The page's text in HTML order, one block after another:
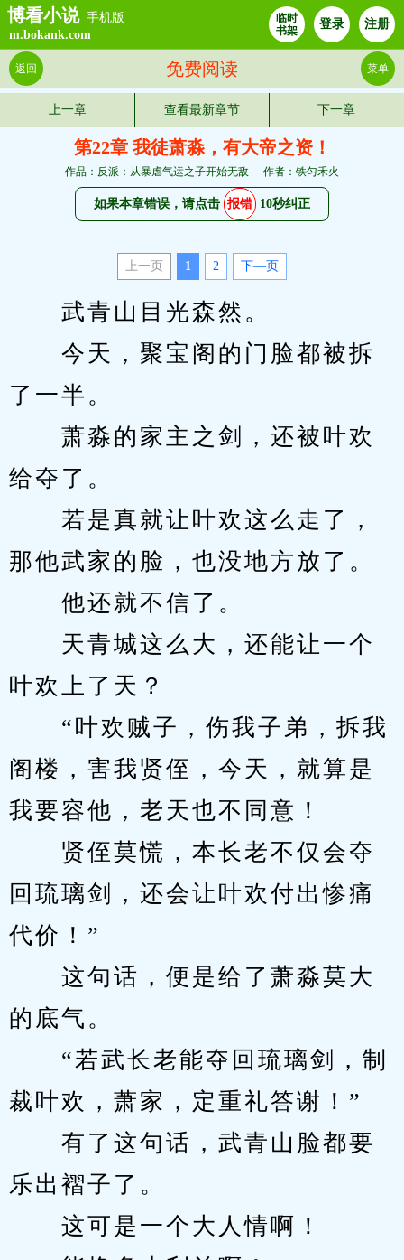
博看小说 手机版
m.bokank.com
临时
书架
登录 注册
免费阅读
返回 菜单
上一章 查看最新章节 下一章
第22章 我徒萧淼，有大帝之资！
作品：反派：从暴虐气运之子开始无敌 作者：铁匀禾火
如果本章错误，请点击 报错 10秒纠正
上一页 1 2 下—页
武青山目光森然。
今天，聚宝阁的门脸都被拆
了一半。
萧淼的家主之剑，还被叶欢
给夺了。
若是真就让叶欢这么走了，
那他武家的脸，也没地方放了。
他还就不信了。
天青城这么大，还能让一个
叶欢上了天？
“叶欢贼子，伤我子弟，拆我
阁楼，害我贤侄，今天，就算是
我要容他，老天也不同意！
贤侄莫慌，本长老不仅会夺
回琉璃剑，还会让叶欢付出惨痛
代价！”
这句话，便是给了萧淼莫大
的底气。
“若武长老能夺回琉璃剑，制
裁叶欢，萧家，定重礼答谢！”
有了这句话，武青山脸都要
乐出褶子了。
这可是一个大人情啊！